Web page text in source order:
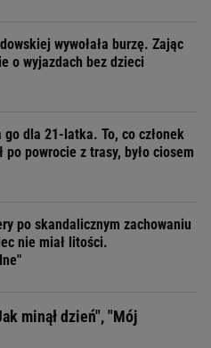
wywołała burzę. Zając
o wyjazdach bez dzieci
go dla 21-latka. To, co członek
po powrocie z trasy, było ciosem
po skandalicznym zachowaniu
nie miał litości.
minął dzień", "Mój